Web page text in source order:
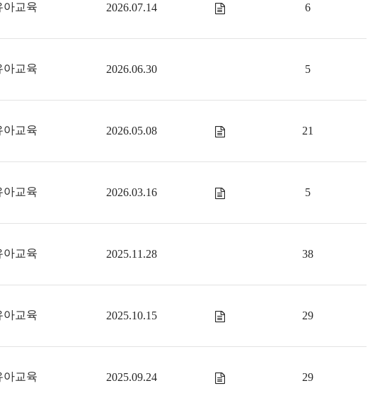
아교육 2026.07.14 6
아교육 2026.06.30 5
아교육 2026.05.08 21
아교육 2026.03.16 5
아교육 2025.11.28 38
아교육 2025.10.15 29
아교육 2025.09.24 29